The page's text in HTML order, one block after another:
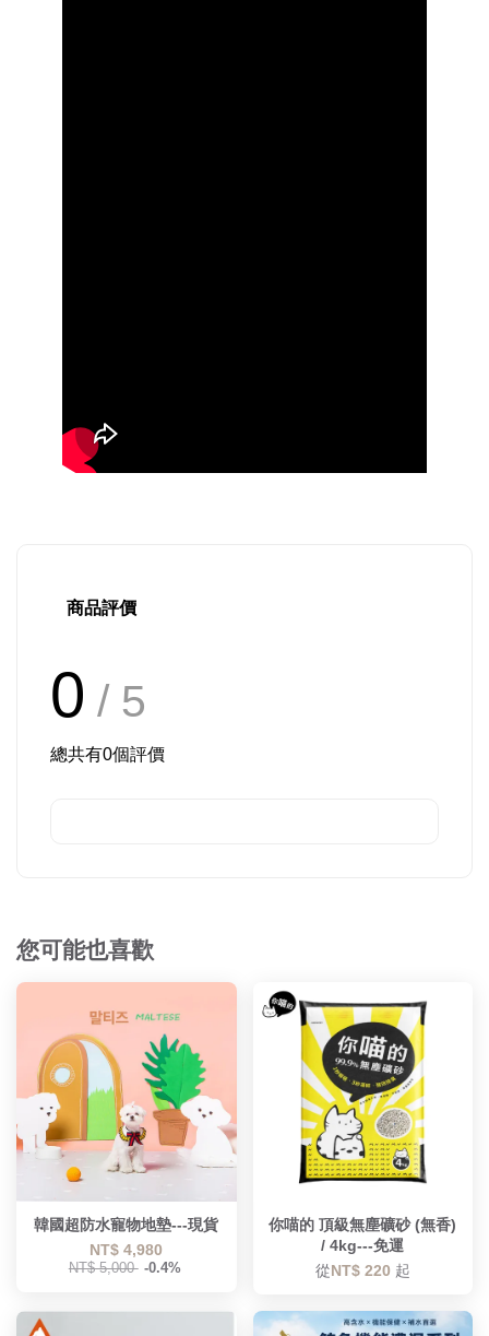
商品評價
0 / 5
總共有0個評價
您可能也喜歡
韓國超防水寵物地墊---現貨
NT$ 4,980
NT$ 5,000 -0.4%
你喵的 頂級無塵礦砂 (無香)
/ 4kg---免運
從NT$ 220 起